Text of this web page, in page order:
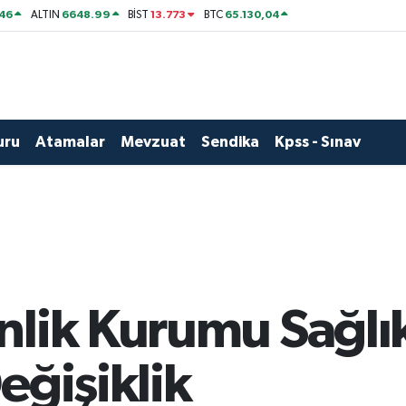
ALTIN 6648.99 BİST13.773 BTC 65.130,04
Atamalar Mevzuat Sendika Kpss - Sınav
Kurumu